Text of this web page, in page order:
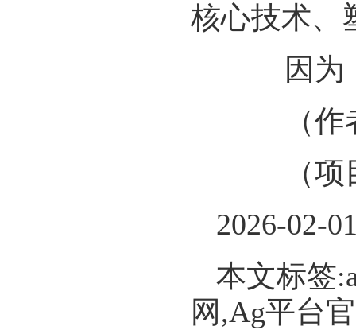
核心技术、
因为，
（作者
（项目
2026-02-
本文标签
网,Ag平台